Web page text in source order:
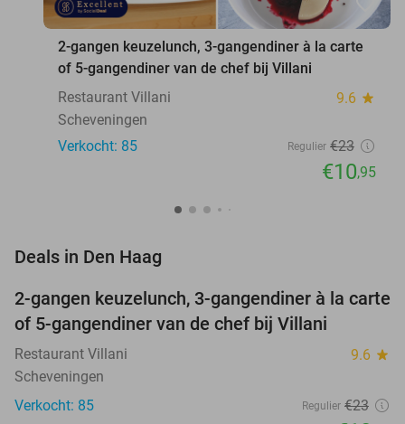
2-gangen keuzelunch, 3-gangendiner à la carte
of 5-gangendiner van de chef bij Villani
Restaurant Villani
9.6 star
Scheveningen
Verkocht: 85
Regulier €23
€10,95
Deals in Den Haag
52%
NEW
TODAY
2-gangen keuzelunch, 3-gangendiner à la carte
of 5-gangendiner van de chef bij Villani
Restaurant Villani 9.6 star
Scheveningen
Verkocht: 85
Regulier €23